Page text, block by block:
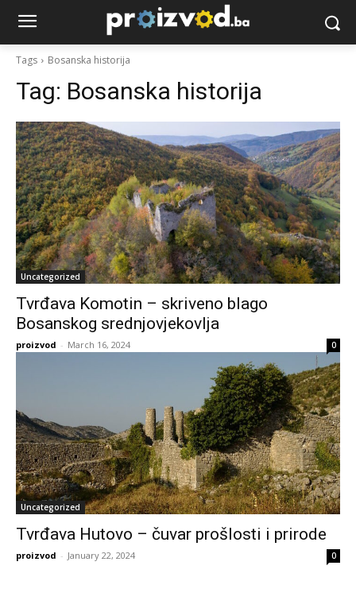
Tags Bosanska historija
Tag: Bosanska historija
Uncategorized
Tvrđava Komotin – skriveno blago
Bosanskog srednjovjekovlja
proizvod - March 16, 2024 0
Uncategorized
Tvrđava Hutovo – čuvar prošlosti i prirode
proizvod - January 22, 2024 0